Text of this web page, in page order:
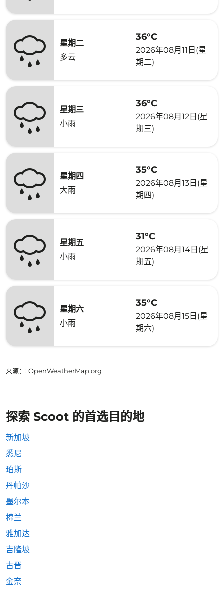
星期二
多云
36°C
2026年08月11日(星
期二)
星期三
小雨
36°C
2026年08月12日(星
期三)
星期四
大雨
35°C
2026年08月13日(星
期四)
星期五
小雨
31°C
2026年08月14日(星
期五)
星期六
小雨
35°C
2026年08月15日(星
期六)
来源： : OpenWeatherMap.org
探索 Scoot 的首选目的地
新加坡
悉尼
珀斯
丹帕沙
墨尔本
棉兰
雅加达
吉隆坡
古晋
金奈